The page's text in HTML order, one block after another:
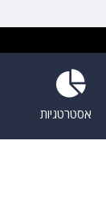
אסטרטגיות